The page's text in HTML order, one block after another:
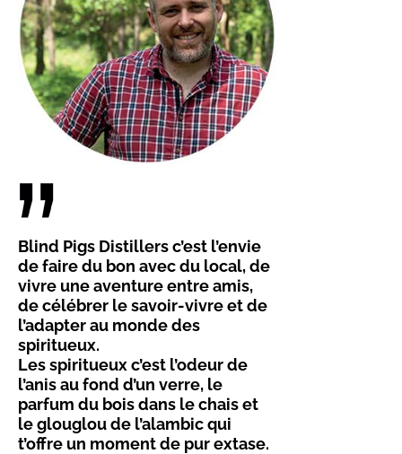
Blind Pigs Distillers c’est l’envie
de faire du bon avec du local, de
vivre une aventure entre amis,
de célébrer le savoir-vivre et de
l’adapter au monde des
spiritueux.
Les spiritueux c’est l’odeur de
l’anis au fond d’un verre, le
parfum du bois dans le chais et
le glouglou de l’alambic qui
t’offre un moment de pur extase.